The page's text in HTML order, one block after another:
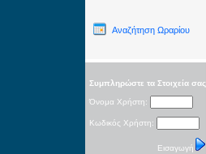
Αναζήτηση Ωραρίου
Συμπληρώστε τα Στοιχεία σας
Όνομα Χρήστη:
Κωδικός Χρήστη:
Εισαγωγή